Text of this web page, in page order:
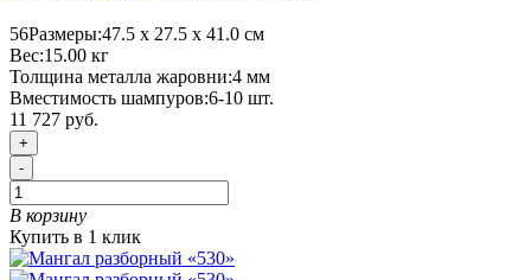
56Размеры:47.5 х 27.5 х 41.0 см
Вес:15.00 кг
Толщина металла жаровни:4 мм
Вместимость шампуров:6-10 шт.
11 727 руб.
+
-
В корзину
Купить в 1 клик